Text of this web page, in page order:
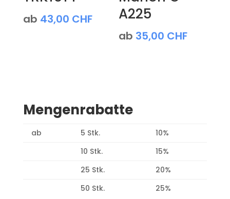
ab 43,00 CHF
A225
ab 35,00 CHF
Mengenrabatte
ab 5 Stk.
10%
10 Stk.
15%
25 Stk.
20%
50 Stk.
25%